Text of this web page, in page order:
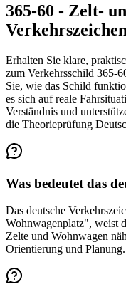
365-60 - Zelt-
Erhalten Sie klare,
zum Verkehrsschild 365-
Sie, wie das Schild
es sich auf reale
Verständnis und
die Theorieprüfung
Was bedeutet das
Das deutsche
Wohnwagenplatz", weist
Zelte und Wohnwagen
Orientierung und Planung.